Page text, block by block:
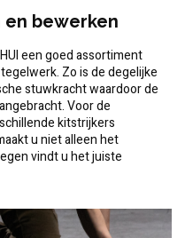
bewerken
een goed assortiment
Zo is de degelijke
stuwkracht waardoor de
Voor de
kitstrijkers
u niet alleen het
vindt u het juiste